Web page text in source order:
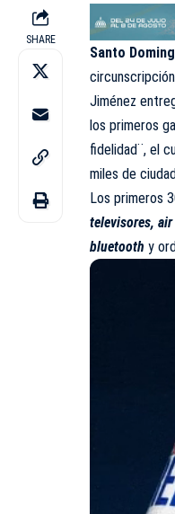
SHARE
Santo
Jiménez
los primeros
fidelidad¨, el
miles de
Los primeros
televisores,
bluetooth y